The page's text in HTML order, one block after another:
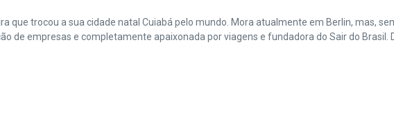
que trocou a sua cidade natal Cuiabá pelo mundo. Mora atualmente em Berlin, mas,
de empresas e completamente apaixonada por viagens e fundadora do Sair do Brasil.